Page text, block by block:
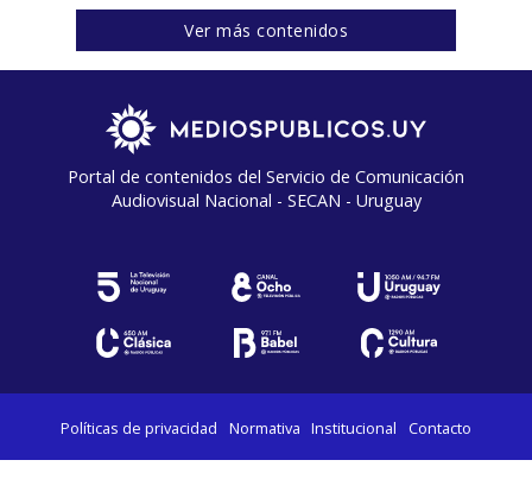
Ver más contenidos
Portal de contenidos del Servicio de Comunicación
Audiovisual Nacional - SECAN - Uruguay
Políticas de privacidad Normativa Institucional Contacto